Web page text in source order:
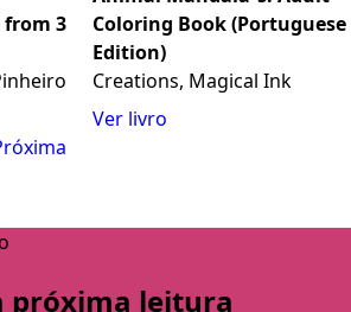
from 3
Coloring Book (Portuguese
Edition)
Creations, Magical Ink
Ver livro
próxima leitura